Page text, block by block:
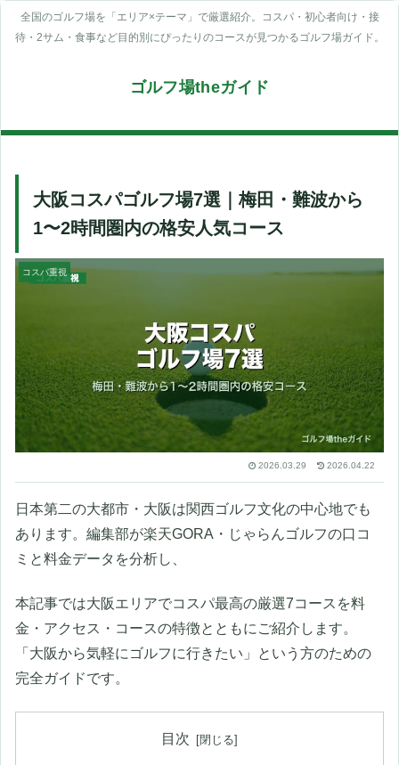
全国のゴルフ場を「エリア×テーマ」で厳選紹介。コスパ・初心者向け・接
待・2サム・食事など目的別にぴったりのコースが見つかるゴルフ場ガイド。
ゴルフ場theガイド
大阪コスパゴルフ場7選｜梅田・難波から
1〜2時間圏内の格安人気コース
コスパ重視
2026.03.29 2026.04.22
日本第二の大都市・大阪は関西ゴルフ文化の中心地でも
あります。編集部が楽天GORA・じゃらんゴルフの口コ
ミと料金データを分析し、
本記事では大阪エリアでコスパ最高の厳選7コースを料
金・アクセス・コースの特徴とともにご紹介します。
「大阪から気軽にゴルフに行きたい」という方のための
完全ガイドです。
目次